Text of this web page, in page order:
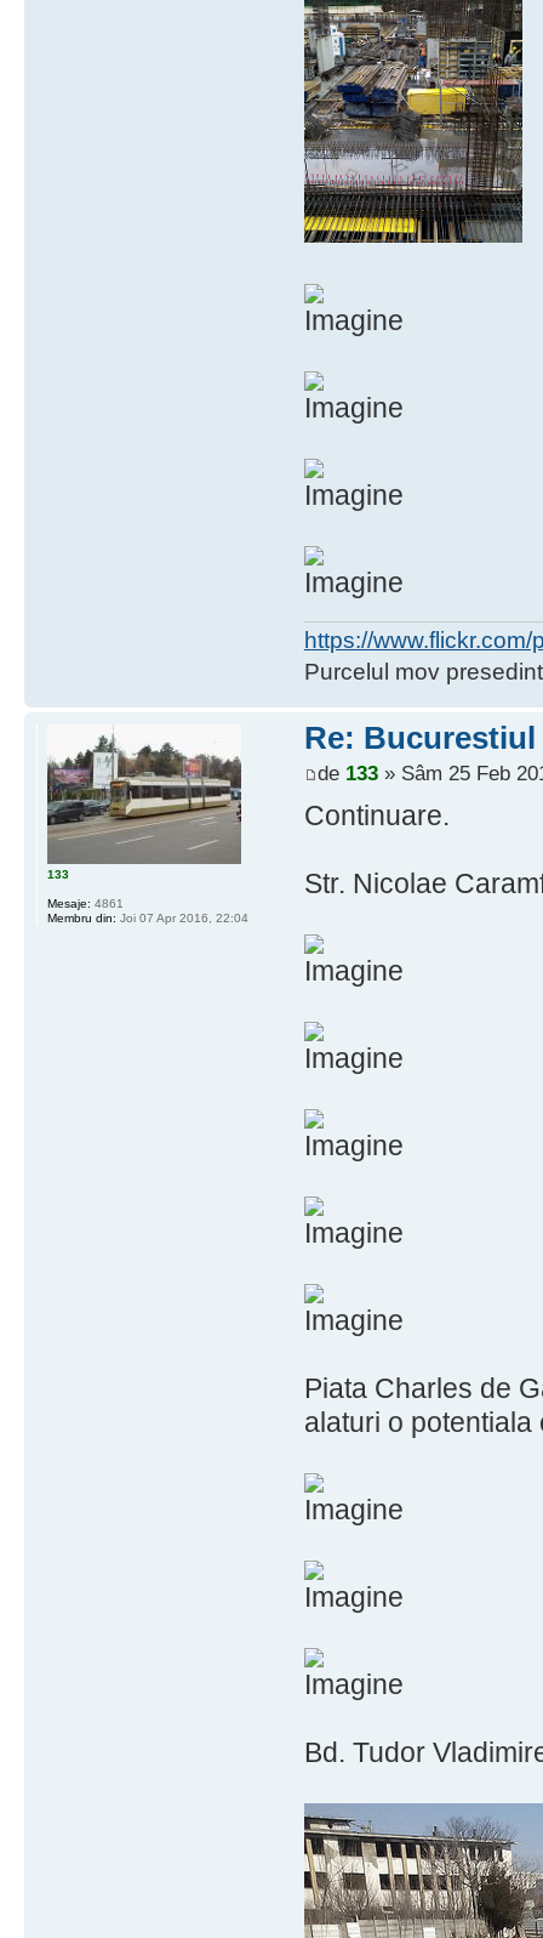
https://
Purcelul mov
Re:
de 133» Sâm 25 Feb
Continuare.
Str. Nicolae
Piata Charles de
alaturi o potentiala
Bd. Tudor
133
Mesaje: 4861
Membru din: Joi 07 Apr 2016, 22:04